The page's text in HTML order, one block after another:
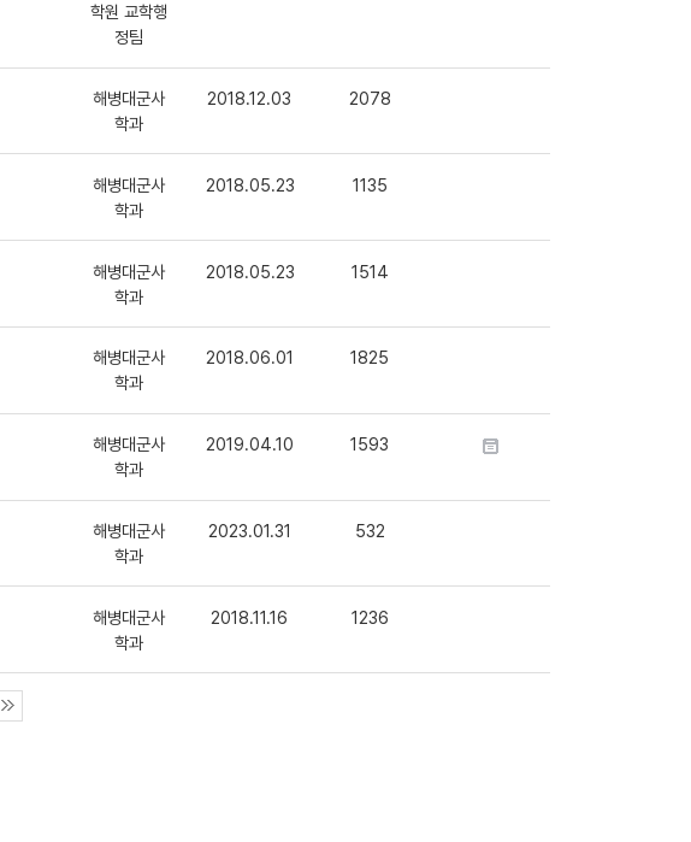
학원 교학행
정팀
해병대군사
학과
2018.12.03 2078
해병대군사
학과
2018.05.23 1135
해병대군사
학과
2018.05.23 1514
해병대군사
학과
2018.06.01 1825
해병대군사
학과
2019.04.10 1593
해병대군사
학과
2023.01.31 532
해병대군사
학과
2018.11.16 1236